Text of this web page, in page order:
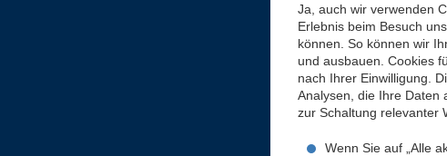
Ja, auch wir verwenden
Erlebnis beim Besuch
können. So können wir
und ausbauen. Cookies
nach Ihrer Einwilligung.
Analysen, die Ihre Daten
zur Schaltung relevanter
Wenn Sie auf „Alle